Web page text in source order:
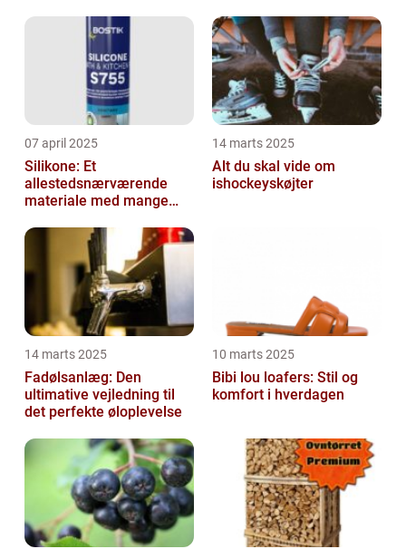
07 april 2025
Silikone: Et
allestedsnærværende
materiale med mange
14 marts 2025
Alt du skal vide om
ishockeyskøjter
14 marts 2025
Fadølsanlæg: Den
ultimative vejledning til
det perfekte øloplevelse
10 marts 2025
Bibi lou loafers: Stil og
komfort i hverdagen